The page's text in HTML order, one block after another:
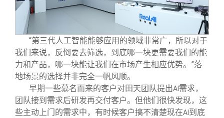
“第三代人工智能能够应用的领域非常广，所以对于
我们来说，反倒要去筛选，到底哪一块更需要我们的能
力和产品，哪一块能让我们在市场产生相应优势。”落
地场景的选择并非完全一帆风顺。
早期一些慕名而来的客户对田天团队提出AI 需求，
团队接到需求后研发再交付客户。但他们很快发现，这
些主动上门的需求中，有时候客户搞不清楚现在AI 到底